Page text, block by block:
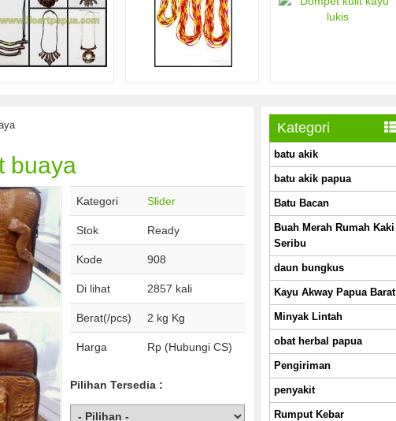
buaya
Kategori Slider
Stok Ready
Kode 908
Di lihat 2857 kali
Berat(/pcs) 2 kg Kg
Harga Rp (Hubungi CS)
Pilihan Tersedia :
Kategori
batu akik
batu akik papua
Batu Bacan
Buah Merah Rumah Kaki
Seribu
daun bungkus
Kayu Akway Papua Barat
Minyak Lintah
obat herbal papua
Pengiriman
penyakit
Rumput Kebar